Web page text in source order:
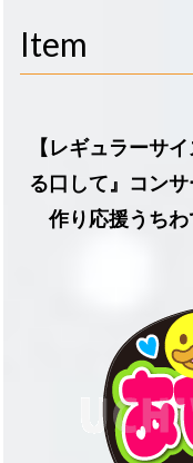
Item
【レギュラーサ
る口して』コン
作り応援うちわ